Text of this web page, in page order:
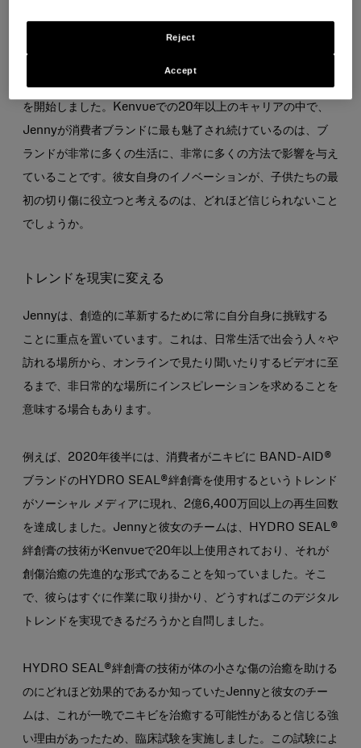
現在、Jennyは製品デザインを専門とする研究開発マネージ
つ多くの情熱の1つであるウィメンズヘルスの分野でキャリア
を開始しました。Kenvueでの20年以上のキャリアの中で、
Jennyが消費者ブランドに最も魅了され続けているのは、ブ
ランドが非常に多くの生活に、非常に多くの方法で影響を与え
ていることです。彼女自身のイノベーションが、子供たちの最
初の切り傷に役立つと考えるのは、どれほど信じられないこと
でしょうか。
トレンドを現実に変える
Jennyは、創造的に革新するために常に自分自身に挑戦する
ことに重点を置いています。これは、日常生活で出会う人々や
訪れる場所から、オンラインで見たり聞いたりするビデオに至
るまで、非日常的な場所にインスピレーションを求めることを
意味する場合もあります。
例えば、2020年後半には、消費者がニキビに BAND-AID®
ブランドのHYDRO SEAL®絆創膏を使用するというトレンド
がソーシャル メディアに現れ、2億6,400万回以上の再生回数
を達成しました。Jennyと彼女のチームは、HYDRO SEAL®
絆創膏の技術がKenvueで20年以上使用されており、それが
創傷治癒の先進的な形式であることを知っていました。そこ
で、彼らはすぐに作業に取り掛かり、どうすればこのデジタル
トレンドを実現できるだろうかと自問しました。
HYDRO SEAL®絆創膏の技術が体の小さな傷の治癒を助ける
のにどれほど効果的であるか知っていたJennyと彼女のチー
ムは、これが一晩でニキビを治癒する可能性があると信じる強
い理由があったため、臨床試験を実施しました。この試験によ
Reject
Accept